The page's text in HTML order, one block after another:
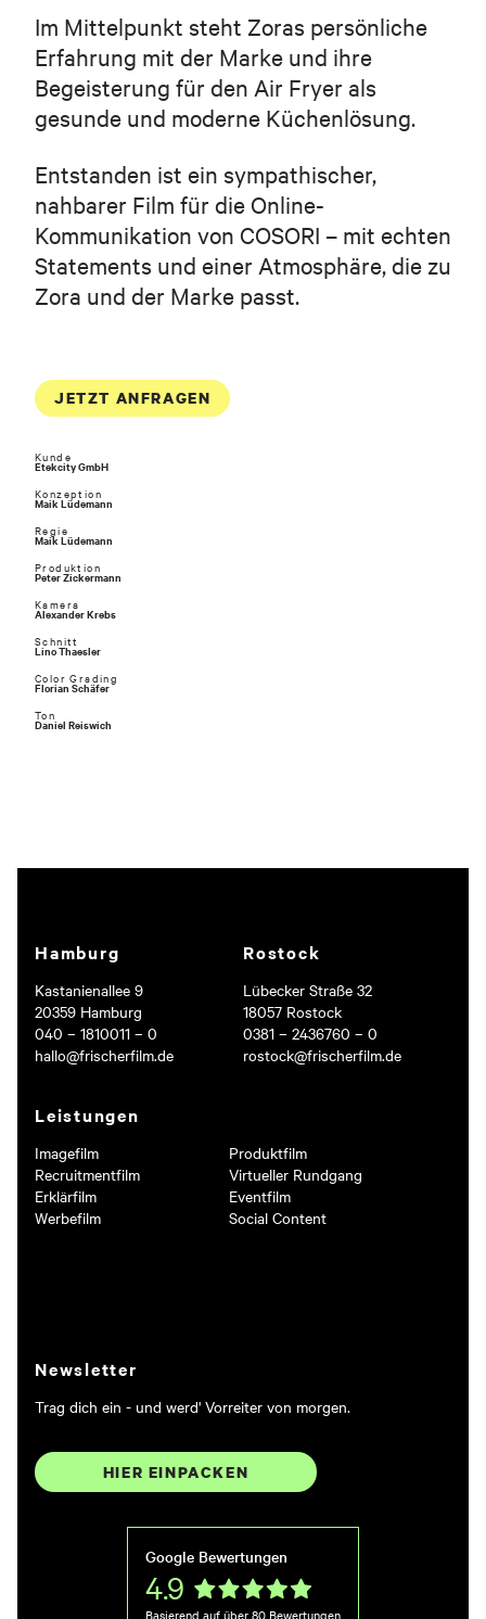
Im Mittelpunkt steht Zoras persönliche
Erfahrung mit der Marke und ihre
Begeisterung für den Air Fryer als
gesunde und moderne Küchenlösung.
Entstanden ist ein sympathischer,
nahbarer Film für die Online-
Kommunikation von COSORI – mit echten
Statements und einer Atmosphäre, die zu
Zora und der Marke passt.
JETZT ANFRAGEN
Kunde
Etekcity GmbH
Konzeption
Maik Lüdemann
Regie
Maik Lüdemann
Produktion
Peter Zickermann
Kamera
Alexander Krebs
Schnitt
Lino Thaesler
Color Grading
Florian Schäfer
Ton
Daniel Reiswich
Hamburg
Kastanienallee 9
20359 Hamburg
040 – 1810011 – 0
hallo@frischerfilm.de
Rostock
Lübecker Straße 32
18057 Rostock
0381 – 2436760 – 0
rostock@frischerfilm.de
Leistungen
Imagefilm
Recruitmentfilm
Erklärfilm
Werbefilm
Produktfilm
Virtueller Rundgang
Eventfilm
Social Content
Newsletter
Trag dich ein - und werd' Vorreiter von morgen.
HIER EINPACKEN
Google Bewertungen
4.9
Basierend auf über80 Bewertungen
Mehr als 750 Partner aus
Vor- und Nachname
Geschäftliche E-Mail-Adresse
Telefon (optional)
Was müssen wir wissen? Hier bitte ein paar kurze Sätze zum
Ich stimme den Datenschutzbedingungen zu.
dich zu diesem Zweck zu kontaktieren. Details findest du in unseren